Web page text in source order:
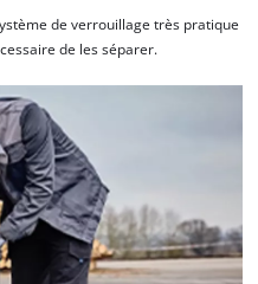
de verrouillage très pratique
de les séparer.